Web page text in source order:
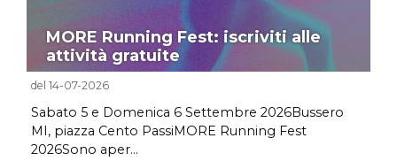
MORE Running Fest: iscriviti alle
attività gratuite
del 14-07-2026
Sabato 5 e Domenica 6 Settembre 2026Bussero
MI, piazza Cento PassiMORE Running Fest
2026Sono aper...